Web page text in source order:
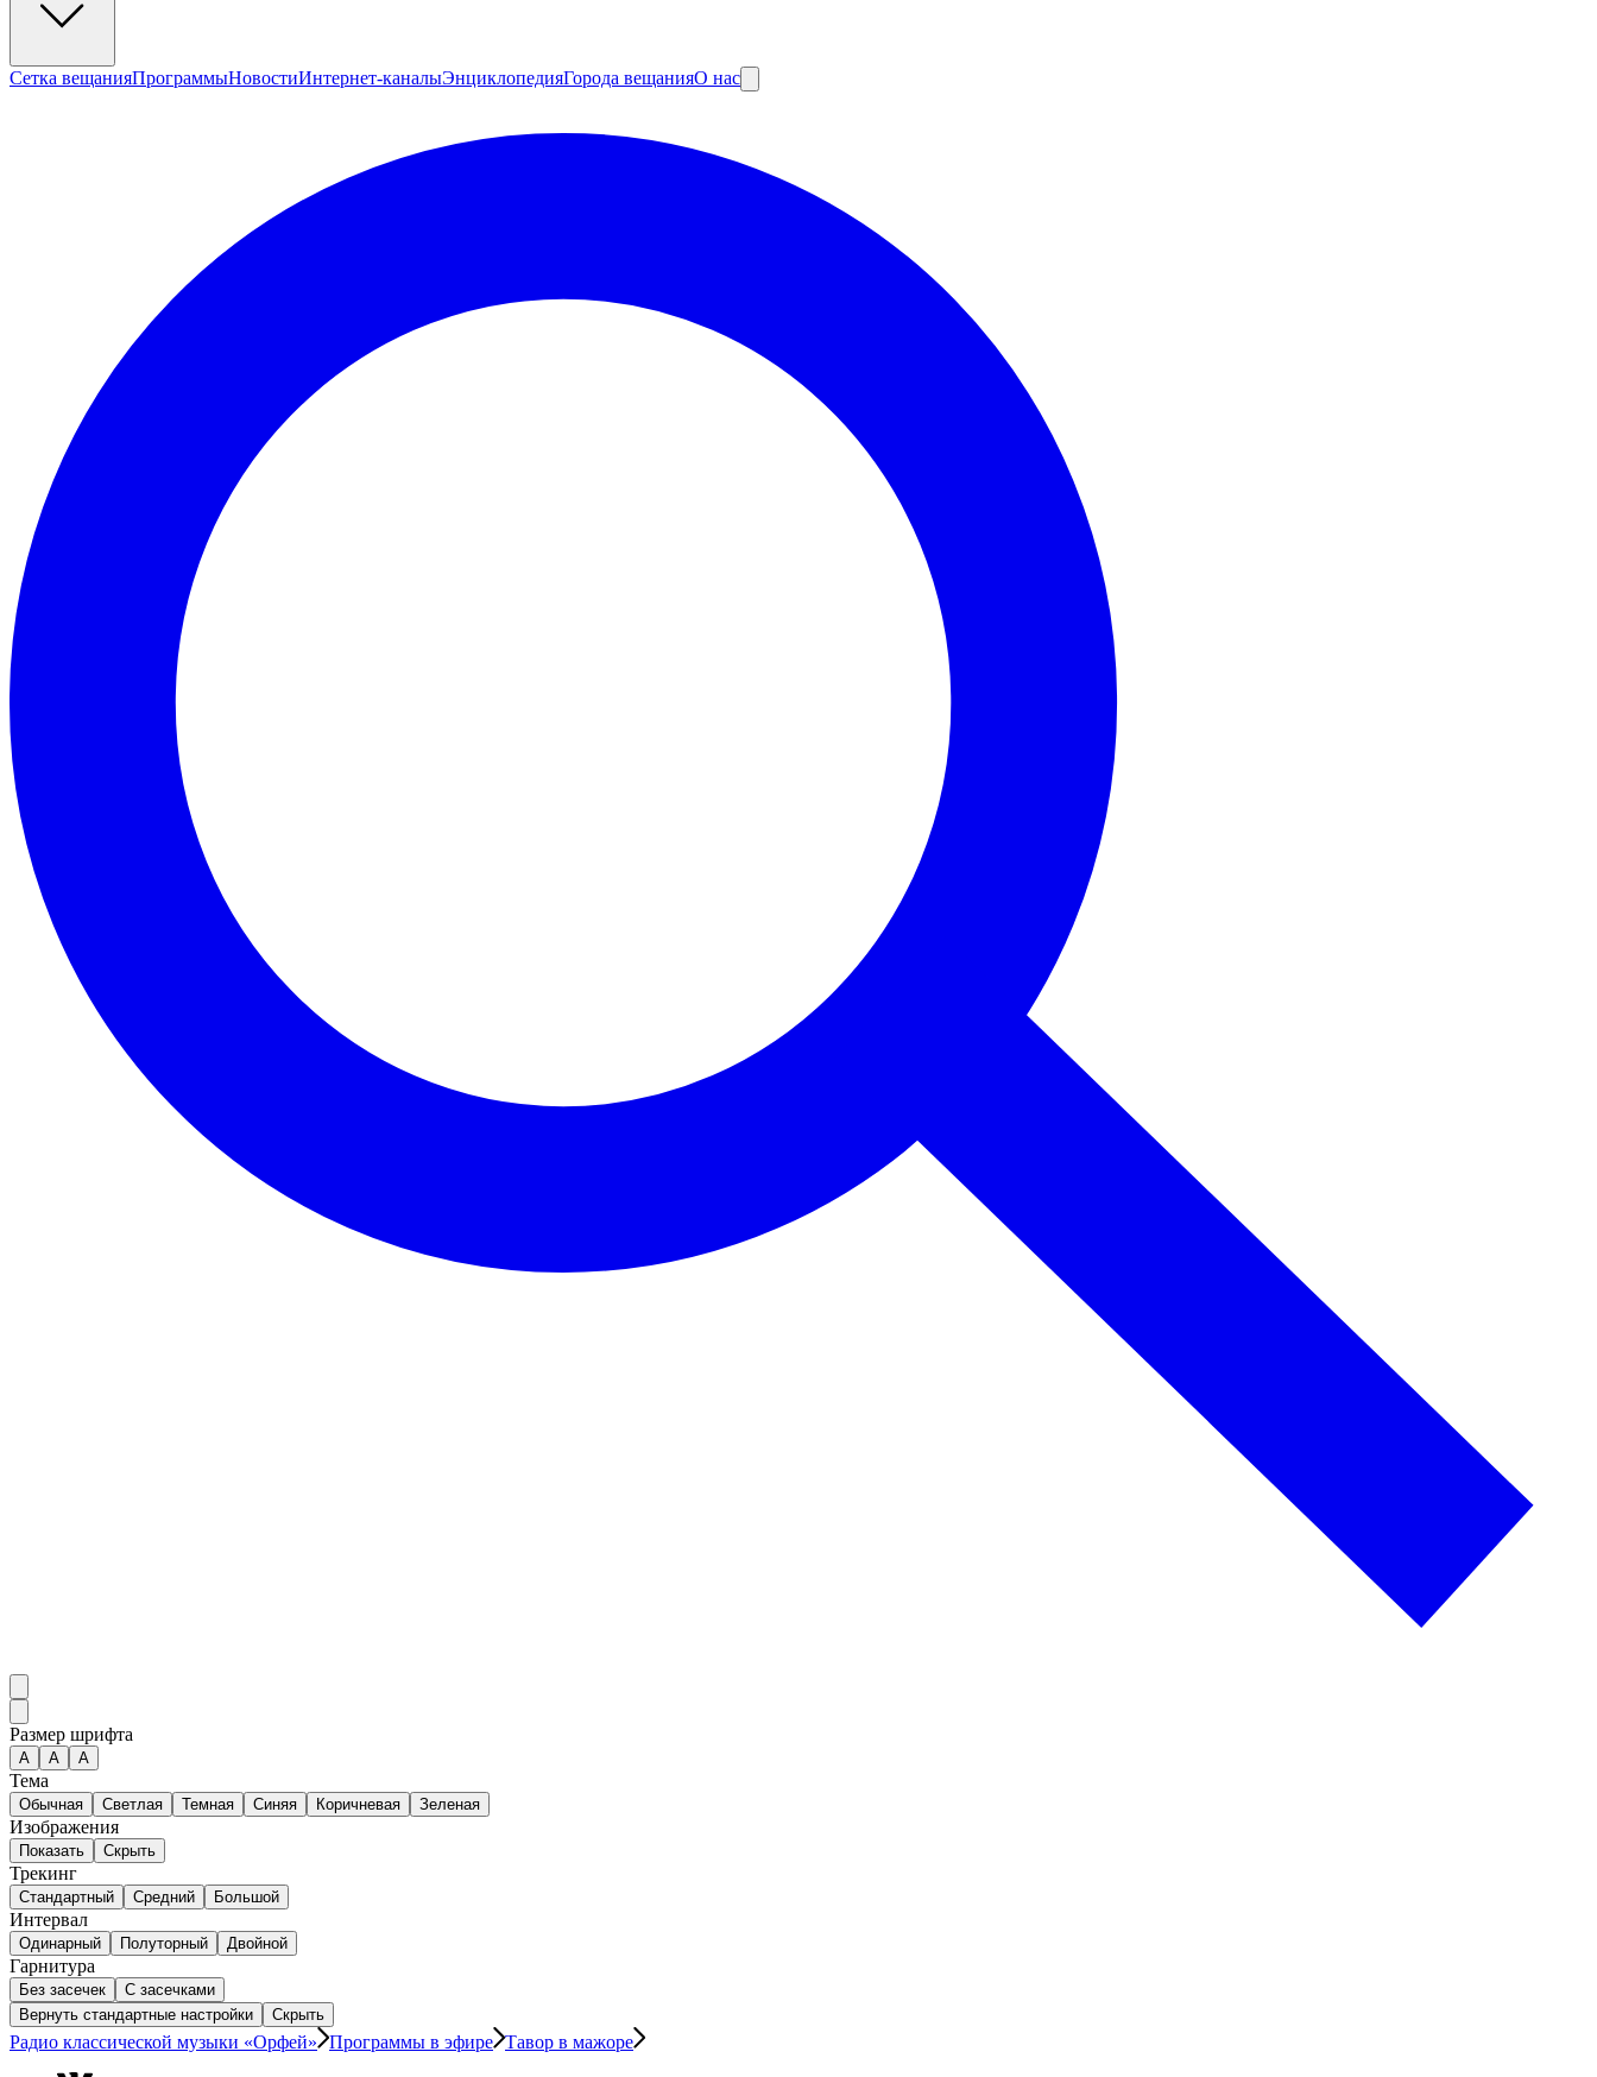
Сетка вещанияПрограммыНовостиИнтернет-каналыЭнциклопедияГорода вещанияО нас
Размер шрифта
А A A
Тема
Обычная Светлая Темная Синяя Коричневая Зеленая
Изображения
Показать Скрыть
Трекинг
Стандартный Средний Большой
Интервал
Одинарный Полуторный Двойной
Гарнитура
Без засечек
С засечками
Вернуть стандартные настройки
Скрыть
Радио классической музыки «Орфей» Программы в эфире Тавор в мажоре